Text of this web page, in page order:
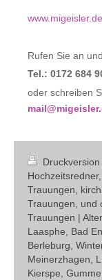
www.migeisler.de
Rufen Sie an
Tel.: 0172 684
oder schreiben
Druckversion
Trauungen,
Trauungen, und
Trauungen |
Laasphe, Bad
Berleburg,
Meinerzhagen,
Kierspe,